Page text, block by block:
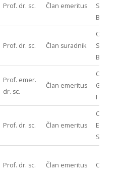
Prof. dr. sc. Član emeritus
Prof. dr. sc. Član suradnik
ODJEL
Prof. emer.
dr. sc.
Član emeritus
ODJEL
I
Prof. dr. sc. Član emeritus
ODJEL
Prof. dr. sc. Član emeritus ODJEL